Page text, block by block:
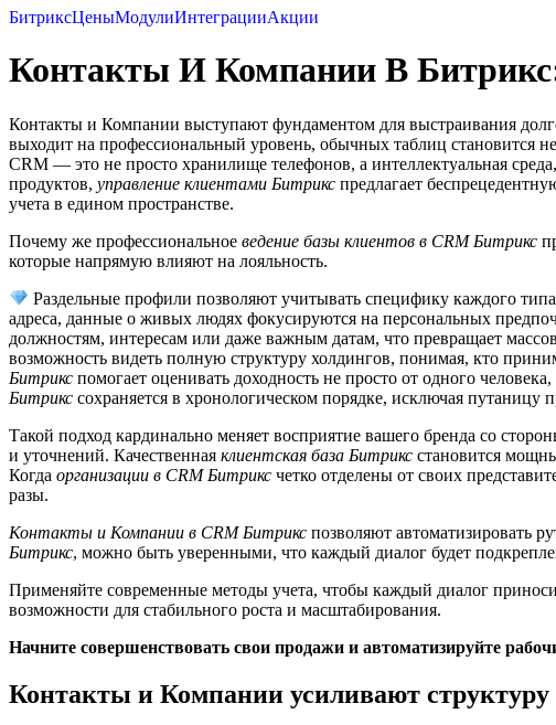
БитриксЦеныМодулиИнтеграцииАкции
Контакты И Компании В
Контакты и Компании выступают фундаментом для выстраивания
выходит на профессиональный уровень, обычных таблиц становится
CRM — это не просто хранилище телефонов, а интеллектуальная
продуктов, управление клиентами Битрикс предлагает
учета в едином пространстве.
Почему же профессиональное ведение базы клиентов в CRM Битрикс
которые напрямую влияют на лояльность.
Раздельные профили позволяют учитывать специфику каждого
адреса, данные о живых людях фокусируются на персональных
должностям, интересам или даже важным датам, что превращает
возможность видеть полную структуру холдингов, понимая, кто
Битрикс помогает оценивать доходность не просто от одного
Битрикс сохраняется в хронологическом порядке, исключая
Такой подход кардинально меняет восприятие вашего бренда со
и уточнений. Качественная клиентская база Битрикс становится
Когда организации в CRM Битрикс четко отделены от своих
разы.
Контакты и Компании в CRM Битрикс позволяют автоматизировать
Битрикс, можно быть уверенными, что каждый диалог будет
Применяйте современные методы учета, чтобы каждый диалог
возможности для стабильного роста и масштабирования.
Начните совершенствовать свои продажи и автоматизируйте
Контакты и Компании усиливают структуру